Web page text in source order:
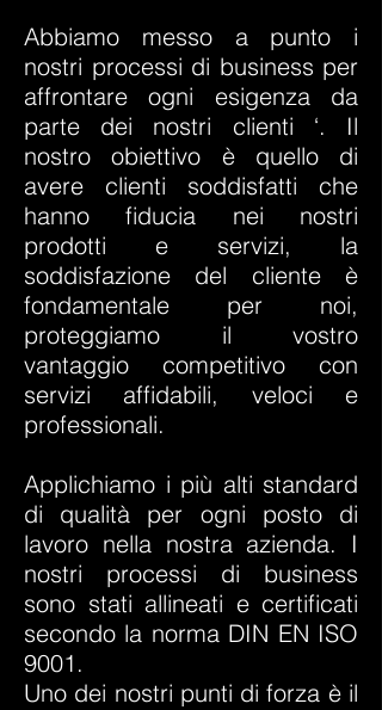
Abbiamo messo a punto i
nostri processi di business per
affrontare ogni esigenza da
parte dei nostri clienti ‘. Il
nostro obiettivo è quello di
avere clienti soddisfatti che
hanno fiducia nei nostri
prodotti e servizi, la
soddisfazione del cliente è
fondamentale per noi,
proteggiamo il vostro
vantaggio competitivo con
servizi affidabili, veloci e
professionali.
Applichiamo i più alti standard
di qualità per ogni posto di
lavoro nella nostra azienda. I
nostri processi di business
sono stati allineati e certificati
secondo la norma DIN EN ISO
9001.
Uno dei nostri punti di forza è il